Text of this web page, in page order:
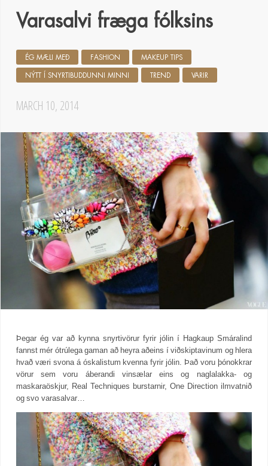
Varasalvi fræga fólksins
MARCH 10, 2014
ÉG MÆLI MEÐ FASHION MAKEUP TIPS
NÝTT Í SNYRTIBUDDUNNI MINNI TREND VARIR
Þegar ég var að kynna snyrtivörur fyrir jólin í Hagkaup Smáralind
fannst mér ótrúlega gaman að heyra aðeins í viðskiptavinum og hlera
hvað væri svona á óskalistum kvenna fyrir jólin. Það voru þónokkrar
vörur sem voru áberandi vinsælar eins og naglalakka- og
maskaraöskjur, Real Techniques burstarnir, One Direction ilmvatnið
og svo varasalvar…